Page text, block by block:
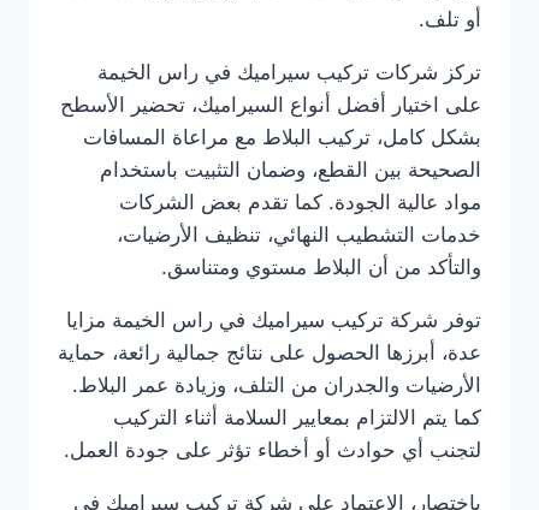
أو تلف.
تركز شركات تركيب سيراميك في راس الخيمة
على اختيار أفضل أنواع السيراميك، تحضير الأسطح
بشكل كامل، تركيب البلاط مع مراعاة المسافات
الصحيحة بين القطع، وضمان التثبيت باستخدام
مواد عالية الجودة. كما تقدم بعض الشركات
خدمات التشطيب النهائي، تنظيف الأرضيات،
والتأكد من أن البلاط مستوي ومتناسق.
توفر شركة تركيب سيراميك في راس الخيمة مزايا
عدة، أبرزها الحصول على نتائج جمالية رائعة، حماية
الأرضيات والجدران من التلف، وزيادة عمر البلاط.
كما يتم الالتزام بمعايير السلامة أثناء التركيب
لتجنب أي حوادث أو أخطاء تؤثر على جودة العمل.
باختصار، الاعتماد على شركة تركيب سيراميك في